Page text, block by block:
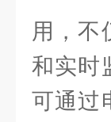
用，不
和实时
可通过